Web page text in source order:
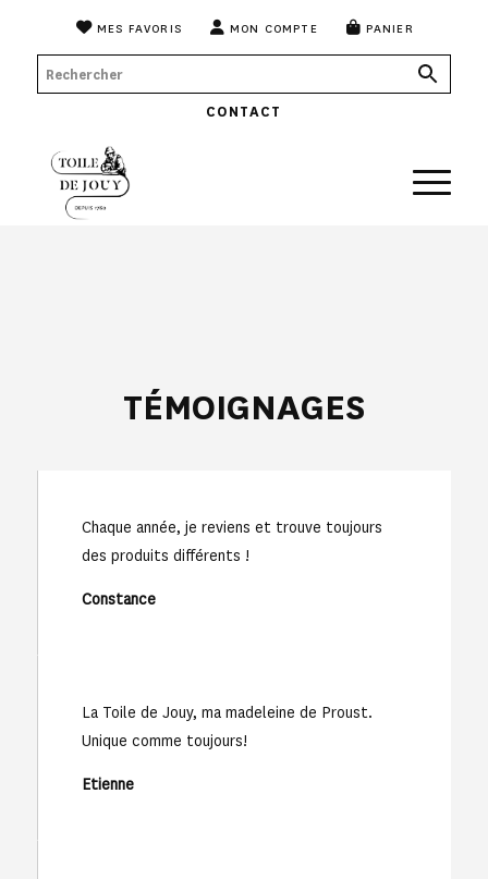
MES FAVORIS MON COMPTE PANIER
CONTACT
TÉMOIGNAGES
Chaque année, je reviens et trouve toujours
des produits différents !
Constance
La Toile de Jouy, ma madeleine de Proust.
Unique comme toujours!
Etienne